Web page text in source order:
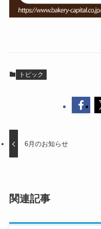
トピック
6月のお知らせ
関連記事